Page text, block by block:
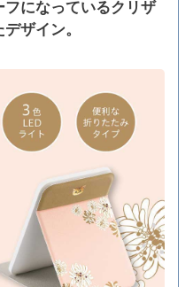
になっているクリザ
ザイン。